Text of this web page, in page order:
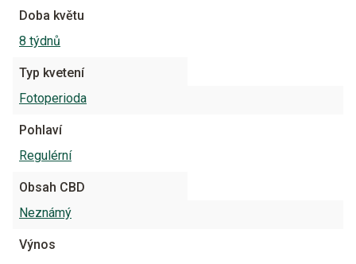
Doba květu
8 týdnů
Typ kvetení
Fotoperioda
Pohlaví
Regulérní
Obsah CBD
Neznámý
Výnos